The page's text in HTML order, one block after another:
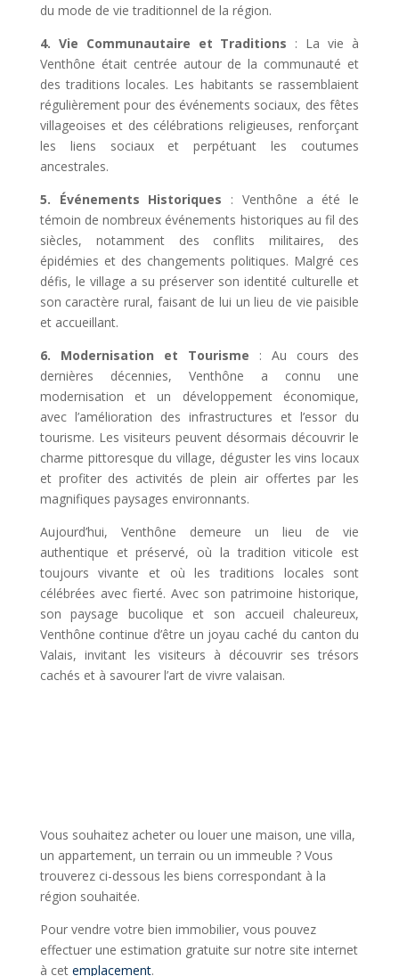
du mode de vie traditionnel de la région.
4. Vie Communautaire et Traditions : La vie à
Venthône était centrée autour de la communauté et
des traditions locales. Les habitants se rassemblaient
régulièrement pour des événements sociaux, des fêtes
villageoises et des célébrations religieuses, renforçant
les liens sociaux et perpétuant les coutumes
ancestrales.
5. Événements Historiques : Venthône a été le
témoin de nombreux événements historiques au fil des
siècles, notamment des conflits militaires, des
épidémies et des changements politiques. Malgré ces
défis, le village a su préserver son identité culturelle et
son caractère rural, faisant de lui un lieu de vie paisible
et accueillant.
6. Modernisation et Tourisme : Au cours des
dernières décennies, Venthône a connu une
modernisation et un développement économique,
avec l’amélioration des infrastructures et l’essor du
tourisme. Les visiteurs peuvent désormais découvrir le
charme pittoresque du village, déguster les vins locaux
et profiter des activités de plein air offertes par les
magnifiques paysages environnants.
Aujourd’hui, Venthône demeure un lieu de vie
authentique et préservé, où la tradition viticole est
toujours vivante et où les traditions locales sont
célébrées avec fierté. Avec son patrimoine historique,
son paysage bucolique et son accueil chaleureux,
Venthône continue d’être un joyau caché du canton du
Valais, invitant les visiteurs à découvrir ses trésors
cachés et à savourer l’art de vivre valaisan.
Vous souhaitez acheter ou louer une maison, une villa,
un appartement, un terrain ou un immeuble ? Vous
trouverez ci-dessous les biens correspondant à la
région souhaitée.
Pour vendre votre bien immobilier, vous pouvez
effectuer une estimation gratuite sur notre site internet
à cet emplacement.